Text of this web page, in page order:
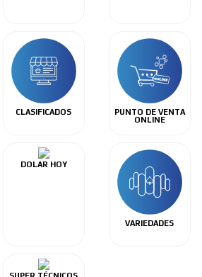
CLASIFICADOS
PUNTO DE VENTA
ONLINE
DOLAR HOY
VARIEDADES